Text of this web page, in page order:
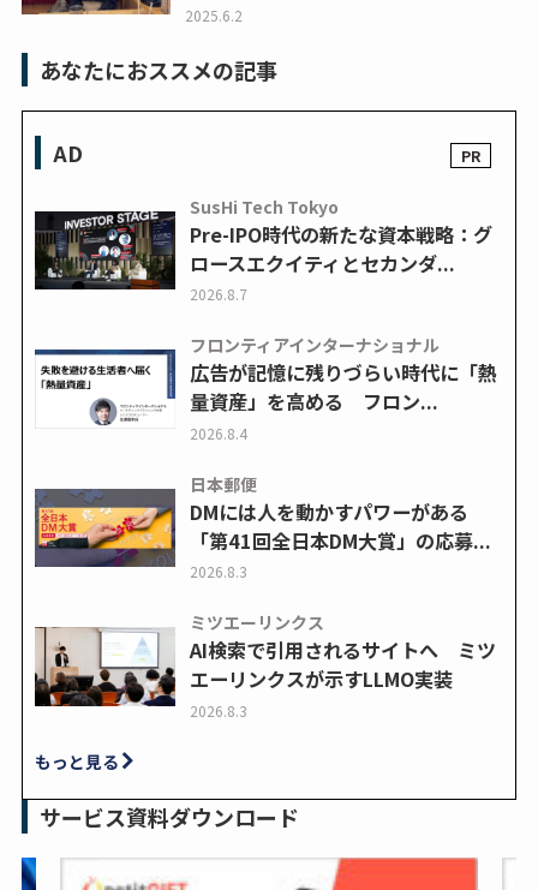
2025.6.2
あなたにおススメの記事
AD
SusHi Tech Tokyo
Pre-IPO時代の新たな資本戦略：グ
ロースエクイティとセカンダ...
2026.8.7
フロンティアインターナショナル
広告が記憶に残りづらい時代に「熱
量資産」を高める フロン...
2026.8.4
日本郵便
DMには人を動かすパワーがある
「第41回全日本DM大賞」の応募...
2026.8.3
ミツエーリンクス
AI検索で引用されるサイトへ ミツ
エーリンクスが示すLLMO実装
2026.8.3
もっと見る
サービス資料ダウンロード